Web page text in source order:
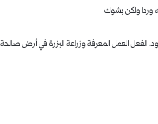
وردا ولكن بشوك
الفعل العمل المعرفة وزراعة البزرة في أرض صالحة